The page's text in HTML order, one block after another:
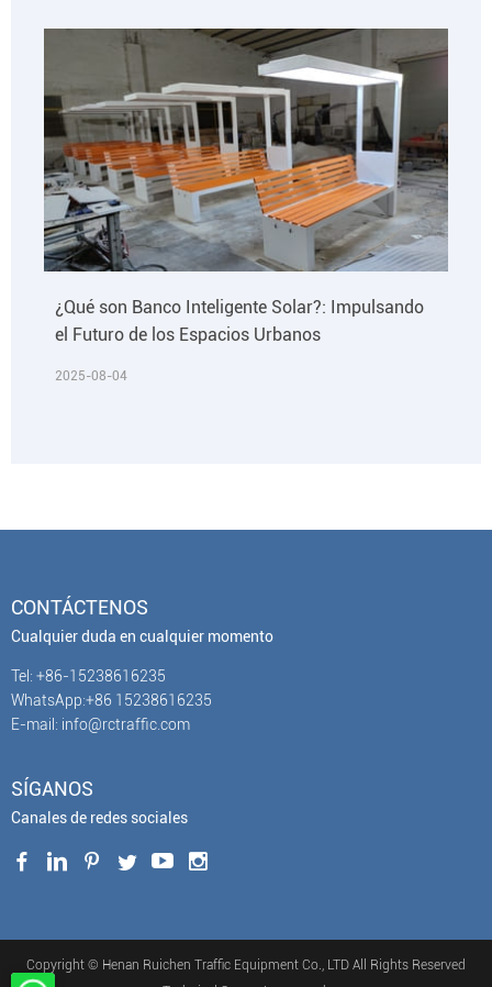
¿Qué son Banco Inteligente Solar?: Impulsando
el Futuro de los Espacios Urbanos
2025-08-04
CONTÁCTENOS
Cualquier duda en cualquier momento
Tel: +86-15238616235
WhatsApp:+86 15238616235
E-mail: info@rctraffic.com
SÍGANOS
Canales de redes sociales
Copyright © Henan Ruichen Traffic Equipment Co., LTD All Rights Reserved